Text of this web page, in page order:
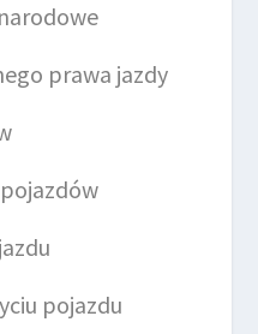
prawa jazdy
pojazdu